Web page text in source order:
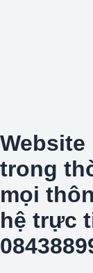
Website
trong
mọi
hệ trực